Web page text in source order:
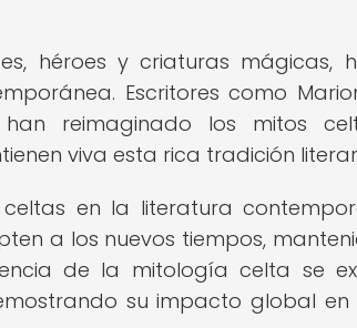
héroes y criaturas mágicas,
Escritores como
reimaginado los mitos
viva esta rica tradición
en la literatura
a los nuevos tiempos,
de la mitología celta se
su impacto global